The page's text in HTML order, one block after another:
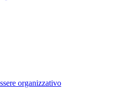
organizzativo